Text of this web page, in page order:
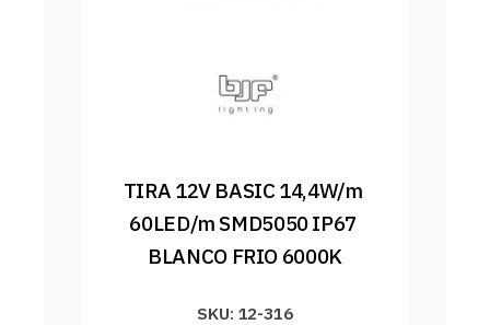
TIRA 12V BASIC 14,4W/m
60LED/m SMD5050 IP67
BLANCO FRIO 6000K
SKU: 12-316